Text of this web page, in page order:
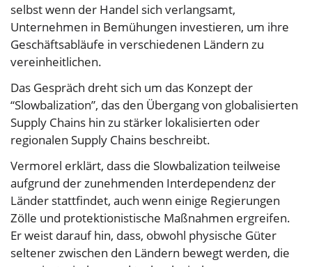
selbst wenn der Handel sich verlangsamt,
Unternehmen in Bemühungen investieren, um ihre
Geschäftsabläufe in verschiedenen Ländern zu
vereinheitlichen.
Das Gespräch dreht sich um das Konzept der
“Slowbalization”, das den Übergang von globalisierten
Supply Chains hin zu stärker lokalisierten oder
regionalen Supply Chains beschreibt.
Vermorel erklärt, dass die Slowbalization teilweise
aufgrund der zunehmenden Interdependenz der
Länder stattfindet, auch wenn einige Regierungen
Zölle und protektionistische Maßnahmen ergreifen.
Er weist darauf hin, dass, obwohl physische Güter
seltener zwischen den Ländern bewegt werden, die